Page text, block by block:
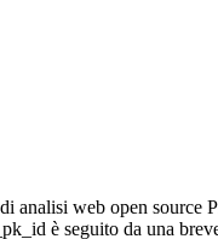
analisi web open
è seguito da una